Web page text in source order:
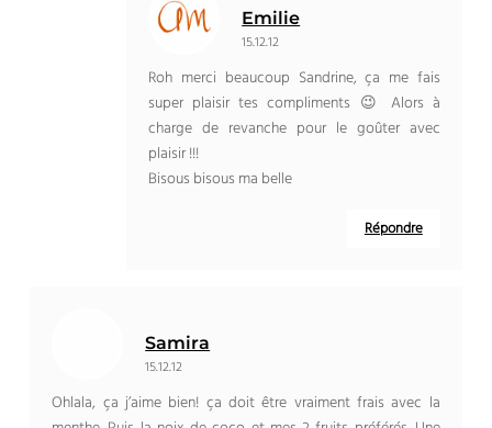
Emilie
15.12.12
Roh merci beaucoup Sandrine, ça me fais
super plaisir tes compliments 😉 Alors à
charge de revanche pour le goûter avec
plaisir !!!
Bisous bisous ma belle
Répondre
Samira
15.12.12
Ohlala, ça j’aime bien! ça doit être vraiment frais avec la